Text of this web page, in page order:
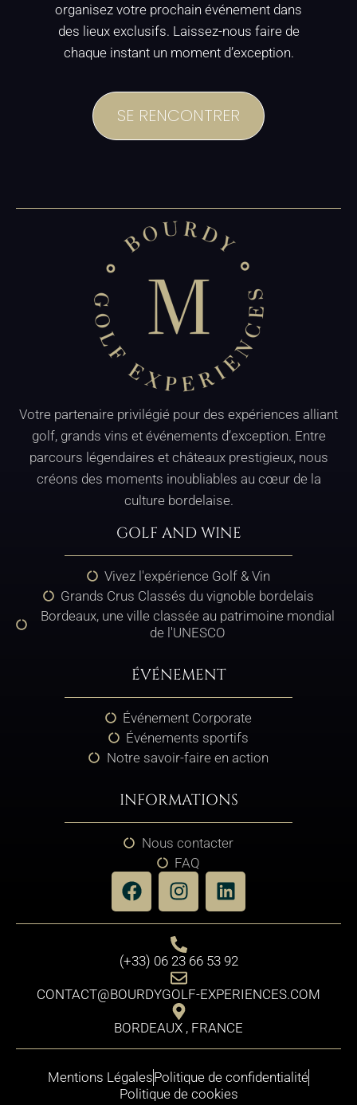
organisez votre prochain événement dans
des lieux exclusifs. Laissez-nous faire de
chaque instant un moment d’exception.
SE RENCONTRER
Votre partenaire privilégié pour des expériences alliant
golf, grands vins et événements d’exception. Entre
parcours légendaires et châteaux prestigieux, nous
créons des moments inoubliables au cœur de la
culture bordelaise.
GOLF AND WINE
Vivez l'expérience Golf & Vin
Grands Crus Classés du vignoble bordelais
Bordeaux, une ville classée au patrimoine mondial
de l'UNESCO
ÉVÉNEMENT
Événement Corporate
Événements sportifs
Notre savoir-faire en action
INFORMATIONS
Nous contacter
FAQ
(+33) 06 23 66 53 92
CONTACT@BOURDYGOLF-EXPERIENCES.COM
BORDEAUX , FRANCE
Mentions LégalesPolitique de confidentialité
Politique de cookies